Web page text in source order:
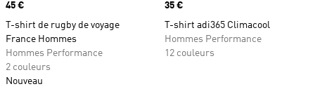
Prix
45 €
T-shirt de rugby de voyage
France Hommes
Hommes Performance
2 couleurs
Nouveau
Prix
35 €
T-shirt adi365 Climacool
Hommes Performance
12 couleurs